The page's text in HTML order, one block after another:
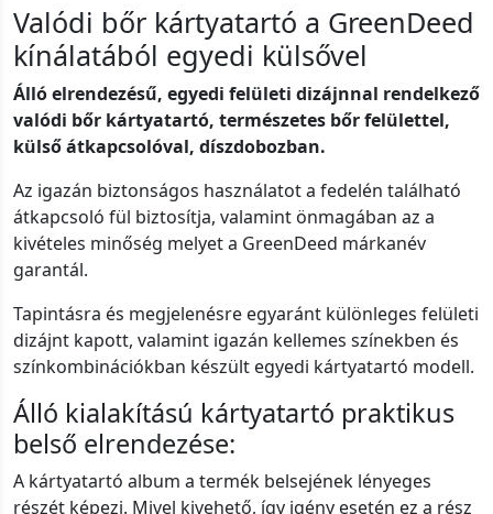
Valódi bőr kártyatartó a GreenDeed
kínálatából egyedi külsővel
Álló elrendezésű, egyedi felületi dizájnnal rendelkező
valódi bőr kártyatartó, természetes bőr felülettel,
külső átkapcsolóval, díszdobozban.
Az igazán biztonságos használatot a fedelén található
átkapcsoló fül biztosítja, valamint önmagában az a
kivételes minőség melyet a GreenDeed márkanév
garantál.
Tapintásra és megjelenésre egyaránt különleges felületi
dizájnt kapott, valamint igazán kellemes színekben és
színkombinációkban készült egyedi kártyatartó modell.
Álló kialakítású kártyatartó praktikus
belső elrendezése:
A kártyatartó album a termék belsejének lényeges
részét képezi. Mivel kivehető, így igény esetén ez a rész